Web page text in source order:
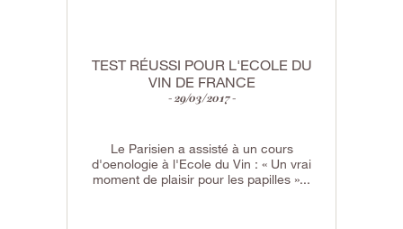
TEST RÉUSSI POUR L'ECOLE DU
VIN DE FRANCE
29/03/2017
Le Parisien a assisté à un cours
d'oenologie à l'Ecole du Vin : « Un vrai
moment de plaisir pour les papilles »...